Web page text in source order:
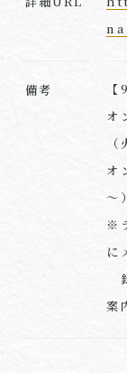
備考
オ
オ
～）
※
に
案